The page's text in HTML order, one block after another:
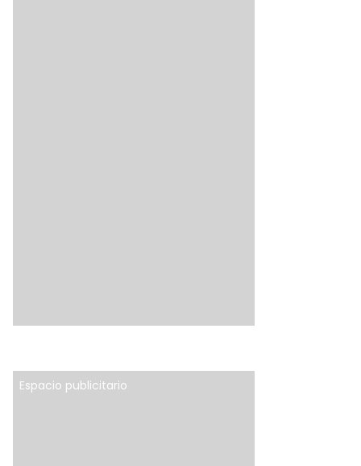
Espacio publicitario